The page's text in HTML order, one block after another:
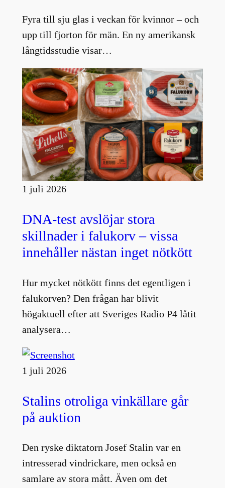
Fyra till sju glas i veckan för kvinnor – och
upp till fjorton för män. En ny amerikansk
långtidsstudie visar…
1 juli 2026
DNA-test avslöjar stora
skillnader i falukorv – vissa
innehåller nästan inget nötkött
Hur mycket nötkött finns det egentligen i
falukorven? Den frågan har blivit
högaktuell efter att Sveriges Radio P4 låtit
analysera…
1 juli 2026
Stalins otroliga vinkällare går
på auktion
Den ryske diktatorn Josef Stalin var en
intresserad vindrickare, men också en
samlare av stora mått. Även om det